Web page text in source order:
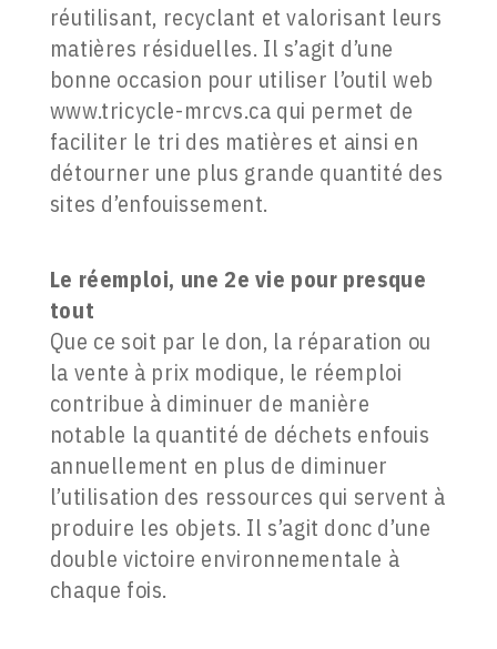
réutilisant, recyclant et valorisant leurs
matières résiduelles. Il s’agit d’une
bonne occasion pour utiliser l’outil web
www.tricycle-mrcvs.ca qui permet de
faciliter le tri des matières et ainsi en
détourner une plus grande quantité des
sites d’enfouissement.
Le réemploi, une 2e vie pour presque
tout
Que ce soit par le don, la réparation ou
la vente à prix modique, le réemploi
contribue à diminuer de manière
notable la quantité de déchets enfouis
annuellement en plus de diminuer
l’utilisation des ressources qui servent à
produire les objets. Il s’agit donc d’une
double victoire environnementale à
chaque fois.